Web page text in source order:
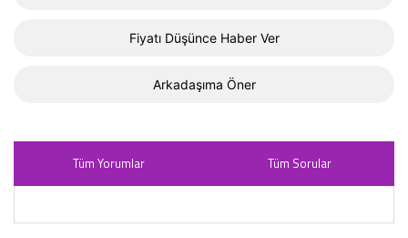
Fiyatı Düşünce Haber Ver
Arkadaşıma Öner
Tüm Yorumlar Tüm Sorular